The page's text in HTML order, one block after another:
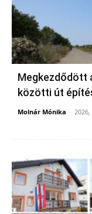
Megkezdődött
közötti út
Molnár Mónika -